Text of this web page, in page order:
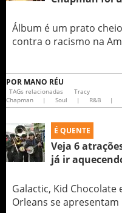
Álbum é um prato
contra o racismo na
POR MANO RÉU
TAGs relacionadas
Tracy
Chapman
| Soul | R&B |
É QUENTE
Veja 6
já ir
Galactic, Kid
Orleans se